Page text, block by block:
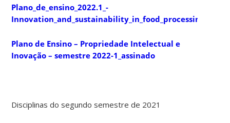
Plano_de_ensino_2022.1_-
Plano de Ensino – Propriedade Intelectual e
Inovação – semestre 2022-1_assinado
Disciplinas do segundo semestre de 2021